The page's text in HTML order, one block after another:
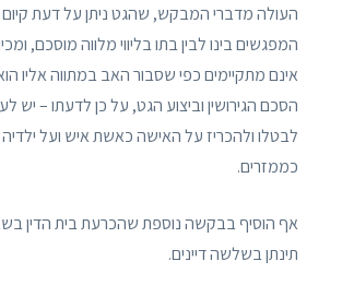
העולה מדברי המבקש, שהגט ניתן על דעת
המפגשים בינו לבין בתו בליווי מלווה מוסכם,
אינם מתקיימים כפי שסבור האב במתווה אליו
הסכם הגירושין וביצוע הגט, על כן לדעתו – יש
לבטלו ולהכריז על האישה כאשת איש ועל
כממזרים.
אף הוסיף בבקשה נוספת שהכרעת בית הדין
תינתן בשלשה דיינים.